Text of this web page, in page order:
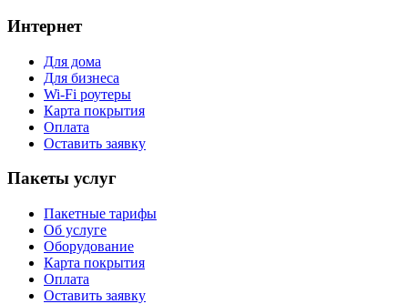
Интернет
Для дома
Для бизнеса
Wi-Fi роутеры
Карта покрытия
Оплата
Оставить заявку
Пакеты услуг
Пакетные тарифы
Об услуге
Оборудование
Карта покрытия
Оплата
Оставить заявку